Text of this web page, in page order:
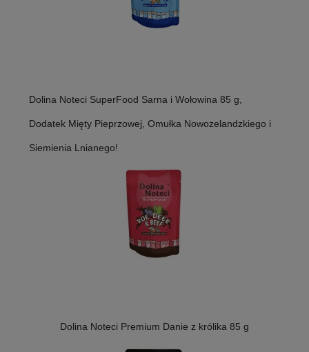
Dolina Noteci SuperFood Sarna i Wołowina 85 g,
Dodatek Mięty Pieprzowej, Omułka Nowozelandzkiego i
Siemienia Lnianego!
Dolina Noteci Premium Danie z królika 85 g